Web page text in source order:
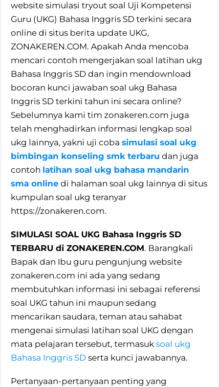
website simulasi tryout soal Uji Kompetensi
Guru (UKG) Bahasa Inggris SD terkini secara
online di situs berita update UKG,
ZONAKEREN.COM. Apakah Anda mencoba
mencari contoh mengerjakan soal latihan ukg
Bahasa Inggris SD dan ingin mendownload
bocoran kunci jawaban soal ukg Bahasa
Inggris SD terkini tahun ini secara online?
Sebelumnya kami tim zonakeren.com juga
telah menghadirkan informasi lengkap soal
ukg lainnya, yakni uji cobasimulasi soal ukg
bimbingan konseling smk terbaru dan juga
contoh latihan soal ukg bahasa mandarin
sma online di halaman soal ukg lainnya di situs
kumpulan soal ukg teranyar
https://zonakeren.com.
SIMULASI SOAL UKG Bahasa Inggris SD
TERBARU di ZONAKEREN.COM. Barangkali
Bapak dan Ibu guru pengunjung website
zonakeren.com ini ada yang sedang
membutuhkan informasi ini sebagai referensi
soal UKG tahun ini maupun sedang
mencarikan saudara, teman atau sahabat
mengenai simulasi latihan soal UKG dengan
mata pelajaran tersebut, termasuksoal ukg
Bahasa Inggris SD serta kunci jawabannya.
Pertanyaan-pertanyaan penting yang